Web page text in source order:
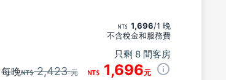
1,696/1 晚
不含稅金和服務費
只剩 8 間客房
每晚 2,423元 1,696元